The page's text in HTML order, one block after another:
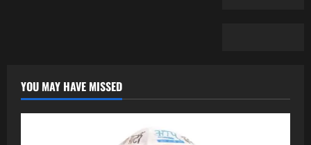
YOU MAY HAVE MISSED